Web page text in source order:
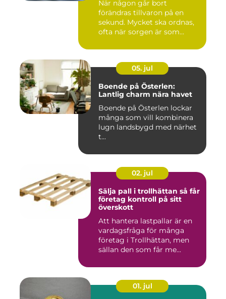
När någon går bort
förändras tillvaron på en
sekund. Mycket ska ordnas,
ofta när sorgen är som
05. jul
Boende på Österlen:
Lantlig charm nära havet
Boende på Österlen lockar
många som vill kombinera
lugn landsbygd med närhet
t...
02. jul
Sälja pall i trollhättan så får
företag kontroll på sitt
överskott
Att hantera lastpallar är en
vardagsfråga för många
företag i Trollhättan, men
sällan den som får me...
01. jul